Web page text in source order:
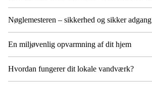
Nøglemesteren – sikkerhed og sikker adgang
En miljøvenlig opvarmning af dit hjem
Hvordan fungerer dit lokale vandværk?